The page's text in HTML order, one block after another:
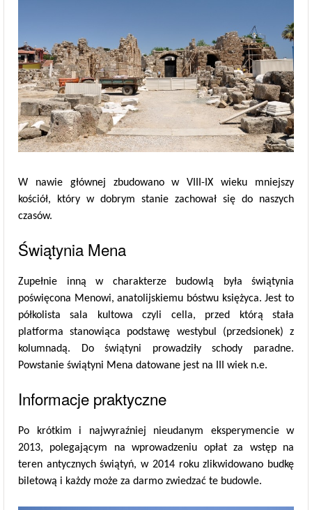
W nawie głównej zbudowano w VIII-IX wieku mniejszy
kościół, który w dobrym stanie zachował się do naszych
czasów.
Świątynia Mena
Zupełnie inną w charakterze budowlą była świątynia
poświęcona Menowi, anatolijskiemu bóstwu księżyca. Jest to
półkolista sala kultowa czyli cella, przed którą stała
platforma stanowiąca podstawę westybul (przedsionek) z
kolumnadą. Do świątyni prowadziły schody paradne.
Powstanie świątyni Mena datowane jest na III wiek n.e.
Informacje praktyczne
Po krótkim i najwyraźniej nieudanym eksperymencie w
2013, polegającym na wprowadzeniu opłat za wstęp na
teren antycznych świątyń, w 2014 roku zlikwidowano budkę
biletową i każdy może za darmo zwiedzać te budowle.